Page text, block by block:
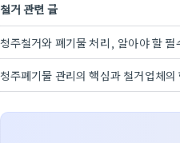
철거 관련 글
청주철거와 폐기물 처리, 알아야 할 필
청주폐기물 관리의 핵심과 철거업체